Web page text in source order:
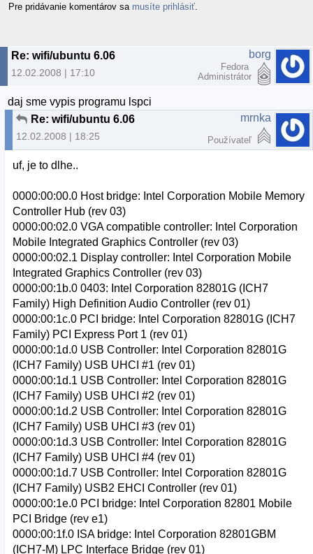
Pre pridávanie komentárov sa musíte prihlásiť
Re: wifi/ubuntu 6.06
12.02.2008 | 17:10
borg
Fedora
Administrátor
daj sme vypis programu lspci
Re: wifi/ubuntu 6.06
12.02.2008 | 18:25
mrnka
Používateľ
uf, je to dlhe..
0000:00:00.0 Host bridge: Intel Corporation Mobile Memory
Controller Hub (rev 03)
0000:00:02.0 VGA compatible controller: Intel Corporation
Mobile Integrated Graphics Controller (rev 03)
0000:00:02.1 Display controller: Intel Corporation Mobile
Integrated Graphics Controller (rev 03)
0000:00:1b.0 0403: Intel Corporation 82801G (ICH7
Family) High Definition Audio Controller (rev 01)
0000:00:1c.0 PCI bridge: Intel Corporation 82801G (ICH7
Family) PCI Express Port 1 (rev 01)
0000:00:1d.0 USB Controller: Intel Corporation 82801G
(ICH7 Family) USB UHCI #1 (rev 01)
0000:00:1d.1 USB Controller: Intel Corporation 82801G
(ICH7 Family) USB UHCI #2 (rev 01)
0000:00:1d.2 USB Controller: Intel Corporation 82801G
(ICH7 Family) USB UHCI #3 (rev 01)
0000:00:1d.3 USB Controller: Intel Corporation 82801G
(ICH7 Family) USB UHCI #4 (rev 01)
0000:00:1d.7 USB Controller: Intel Corporation 82801G
(ICH7 Family) USB2 EHCI Controller (rev 01)
0000:00:1e.0 PCI bridge: Intel Corporation 82801 Mobile
PCI Bridge (rev e1)
0000:00:1f.0 ISA bridge: Intel Corporation 82801GBM
(ICH7-M) LPC Interface Bridge (rev 01)